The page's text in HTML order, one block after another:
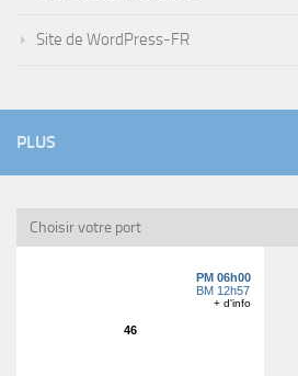
Site de WordPress-FR
PLUS